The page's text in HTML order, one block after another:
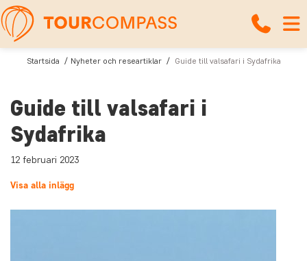
Startsida Nyheter och researtiklar Guide till valsafari i Sydafrika
Guide till valsafari i
Sydafrika
12 februari 2023
Visa alla inlägg